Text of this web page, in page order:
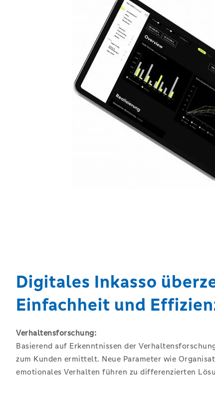
Digitales Inkasso
Einfachheit und
Verhaltensforschung:
Basierend auf Erkenntnissen der
zum Kunden ermittelt. Neue Parameter wie
emotionales Verhalten führen zu differenzierten